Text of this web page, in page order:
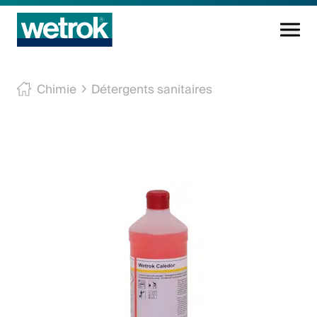
Produits
Chimie Détergents sanitaires